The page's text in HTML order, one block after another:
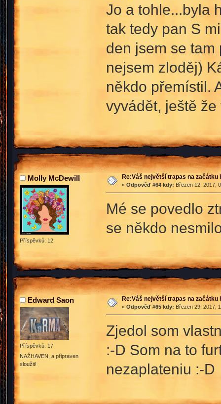
Jo a tohle...byla
tak tedy pan S
den jsem se
nejsem zloděj)
někdo přemístil.
vyvádět, ještě
Molly McDewill
Příspěvků: 12
Re:Váš největší trapas na začátku
« Odpověď #64 kdy: Březen 12, 2017,
Mé se povedlo
se někdo
Edward Saon
Příspěvků: 17
NAŽHAVEN, a připraven
sloužit!
Re:Váš největší trapas na začátku
« Odpověď #65 kdy: Březen 29, 2017,
Zjedol som
:-D Som na to
nezaplateniu :-D